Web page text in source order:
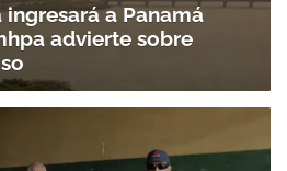
a Panamá
advierte sobre